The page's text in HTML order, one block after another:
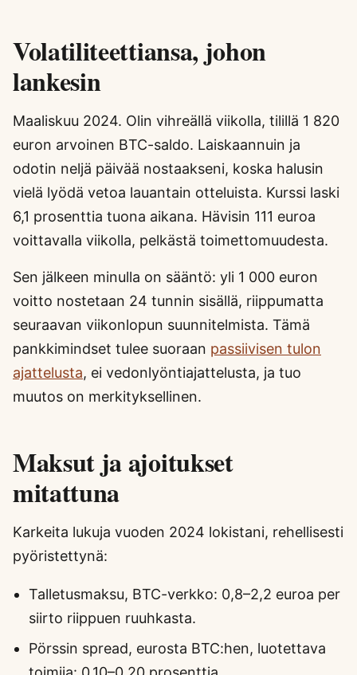
Volatiliteettiansa, johon
lankesin
Maaliskuu 2024. Olin vihreällä viikolla, tilillä 1 820
euron arvoinen BTC-saldo. Laiskaannuin ja
odotin neljä päivää nostaakseni, koska halusin
vielä lyödä vetoa lauantain otteluista. Kurssi laski
6,1 prosenttia tuona aikana. Hävisin 111 euroa
voittavalla viikolla, pelkästä toimettomuudesta.
Sen jälkeen minulla on sääntö: yli 1 000 euron
voitto nostetaan 24 tunnin sisällä, riippumatta
seuraavan viikonlopun suunnitelmista. Tämä
pankkimindset tulee suoraan passiivisen tulon
ajattelusta, ei vedonlyöntiajattelusta, ja tuo
muutos on merkityksellinen.
Maksut ja ajoitukset
mitattuna
Karkeita lukuja vuoden 2024 lokistani, rehellisesti
pyöristettynä:
Talletusmaksu, BTC-verkko: 0,8–2,2 euroa per
siirto riippuen ruuhkasta.
Pörssin spread, eurosta BTC:hen, luotettava